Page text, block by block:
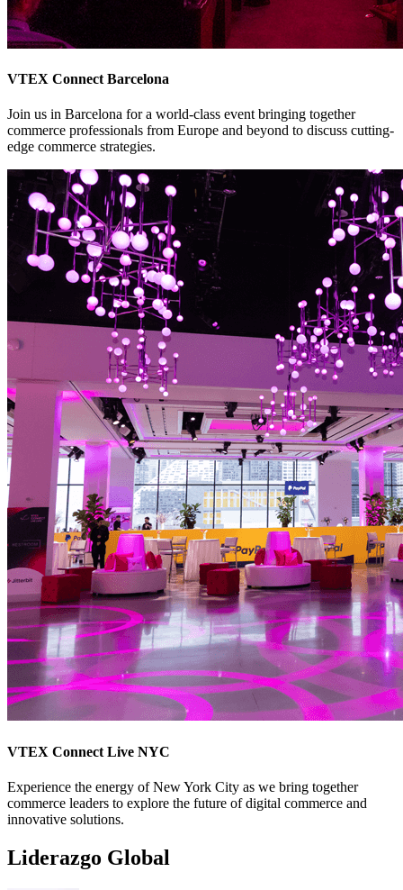
VTEX Connect Barcelona
Join us in Barcelona for a world-class event bringing together
commerce professionals from Europe and beyond to discuss cutting-
edge commerce strategies.
VTEX Connect Live NYC
Experience the energy of New York City as we bring together
commerce leaders to explore the future of digital commerce and
innovative solutions.
Liderazgo Global